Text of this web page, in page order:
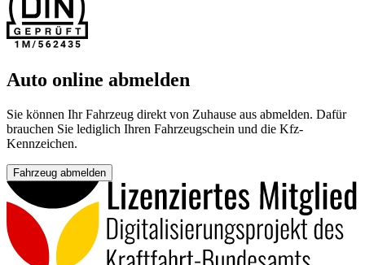
Auto online abmelden
Sie können Ihr Fahrzeug direkt von Zuhause aus abmelden. Dafür
brauchen Sie lediglich Ihren Fahrzeugschein und die Kfz-
Kennzeichen.
Fahrzeug abmelden